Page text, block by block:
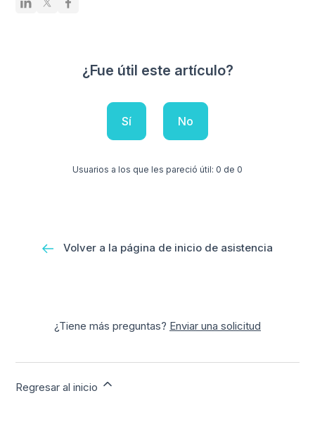
¿Fue útil este artículo?
Sí No
Usuarios a los que les pareció útil: 0 de 0
Volver a la página de inicio de asistencia
¿Tiene más preguntas? Enviar una solicitud
Regresar al inicio